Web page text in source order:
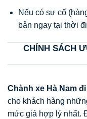
Nếu có sự cố
bản ngay tại thời
CHÍNH SÁCH
Chành xe Hà Nam
cho khách hàng
mức giá hợp lý nhất.